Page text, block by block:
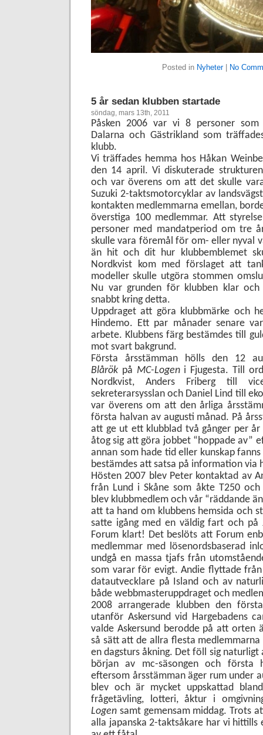
Posted in Nyheter| No
5 år sedan klubben startade
söndag, mars 13th, 2011
Påsken 2006 var vi 8 personer
Dalarna och Gästrikland som
klubb.
Vi träffades hemma hos Håkan
den 14 april. Vi diskuterade
och var överens om att det skulle
Suzuki 2-taktsmotorcyklar av
kontakten medlemmarna emellan,
överstiga 100 medlemmar. Att
personer med mandatperiod om tre
skulle vara föremål för om- eller nyval
än hit och dit hur klubbemblemet
Nordkvist kom med förslaget att
modeller skulle utgöra stommen
Nu var grunden för klubben klar och
snabbt kring detta.
Uppdraget att göra klubbmärke och
Hindemo. Ett par månader senare
arbete. Klubbens färg bestämdes till
mot svart bakgrund.
Första årsstämman hölls den 12
Blårök på MC-Logeni Fjugesta. Till
Nordkvist, Anders Friberg till
sekreterarsysslan och Daniel Lind till
var överens om att den årliga
första halvan av augusti månad. På
att ge ut ett klubblad två gånger per år
åtog sig att göra jobbet “hoppade av”
annan som hade tid eller kunskap
bestämdes att satsa på information via
Hösten 2007 blev Peter kontaktad av
från Lund i Skåne som åkte T250
blev klubbmedlem och vår “räddande
att ta hand om klubbens hemsida och
satte igång med en väldig fart och på
Forum klart! Det beslöts att Forum
medlemmar med lösenordsbaserad
undgå en massa tjafs från
som varar för evigt. Andie flyttade
datautvecklare på Island och av
både webbmasteruppdraget och
2008 arrangerade klubben den
utanför Askersund vid Hargebadens
valde Askersund berodde på att orten
så sätt att de allra flesta
en dagsturs åkning. Det föll sig
början av mc-säsongen och första
eftersom årsstämman äger rum under
blev och är mycket uppskattad
frågetävling, lotteri, åktur i
Logen samt gemensam middag. Trots
alla japanska 2-taktsåkare har vi hittills